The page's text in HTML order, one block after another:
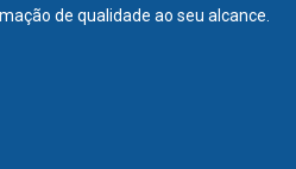
de qualidade ao seu alcance.